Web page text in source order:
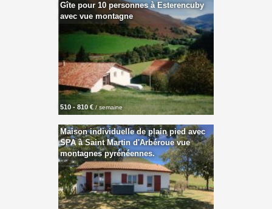
Gîte pour 10 personnes à Esterencuby
avec vue montagne
510 - 810 € / semaine
Maison individuelle de plain pied avec
SPA à Saint Martin d'Arbéroue vue
montagnes pyrénéennes.